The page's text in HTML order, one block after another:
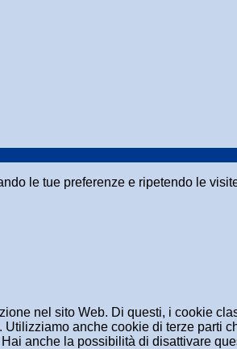
le tue preferenze e ripetendo le
nel sito Web. Di questi, i cookie
anche cookie di terze parti
anche la possibilità di disattivare